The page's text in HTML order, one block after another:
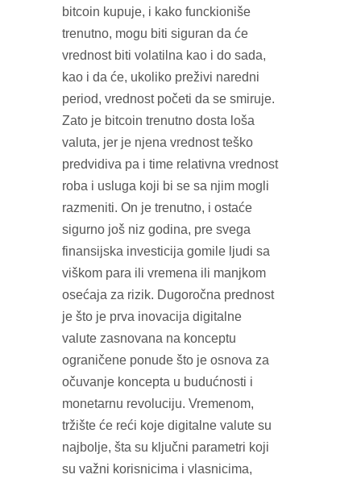
bitcoin kupuje, i kako funckioniše
trenutno, mogu biti siguran da će
vrednost biti volatilna kao i do sada,
kao i da će, ukoliko preživi naredni
period, vrednost početi da se smiruje.
Zato je bitcoin trenutno dosta loša
valuta, jer je njena vrednost teško
predvidiva pa i time relativna vrednost
roba i usluga koji bi se sa njim mogli
razmeniti. On je trenutno, i ostaće
sigurno još niz godina, pre svega
finansijska investicija gomile ljudi sa
viškom para ili vremena ili manjkom
osećaja za rizik. Dugoročna prednost
je što je prva inovacija digitalne
valute zasnovana na konceptu
ograničene ponude što je osnova za
očuvanje koncepta u budućnosti i
monetarnu revoluciju. Vremenom,
tržište će reći koje digitalne valute su
najbolje, šta su ključni parametri koji
su važni korisnicima i vlasnicima,